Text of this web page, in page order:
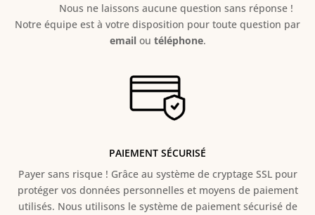
Nous ne laissons aucune question sans réponse !
Notre équipe est à votre disposition pour toute question par
emailou téléphone.
PAIEMENT SÉCURISÉ
Payer sans risque ! Grâce au système de cryptage SSL pour
protéger vos données personnelles et moyens de paiement
utilisés. Nous utilisons le système de paiement sécurisé de